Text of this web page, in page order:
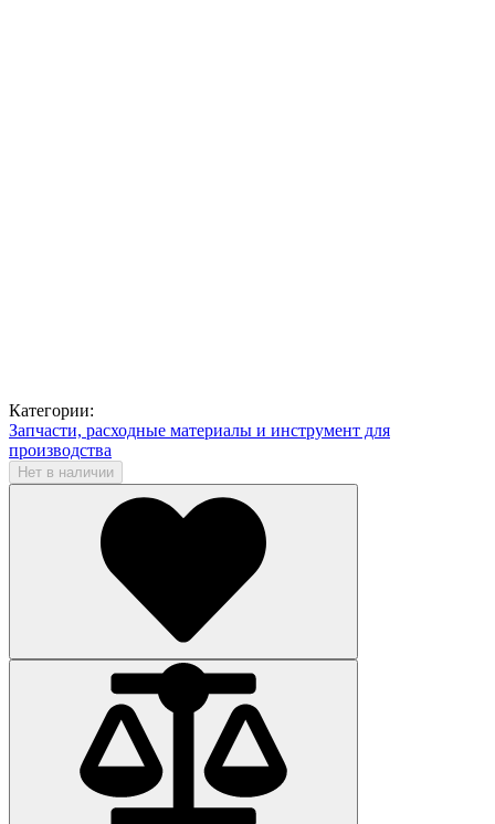
Категории:
Запчасти, расходные материалы и инструмент для
производства
Нет в наличии